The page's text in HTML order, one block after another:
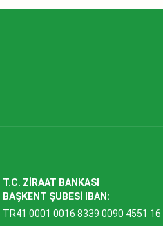
T.C. ZİRAAT BANKASI
BAŞKENT ŞUBESİ IBAN:
TR41 0001 0016 8339 0090 4551 16